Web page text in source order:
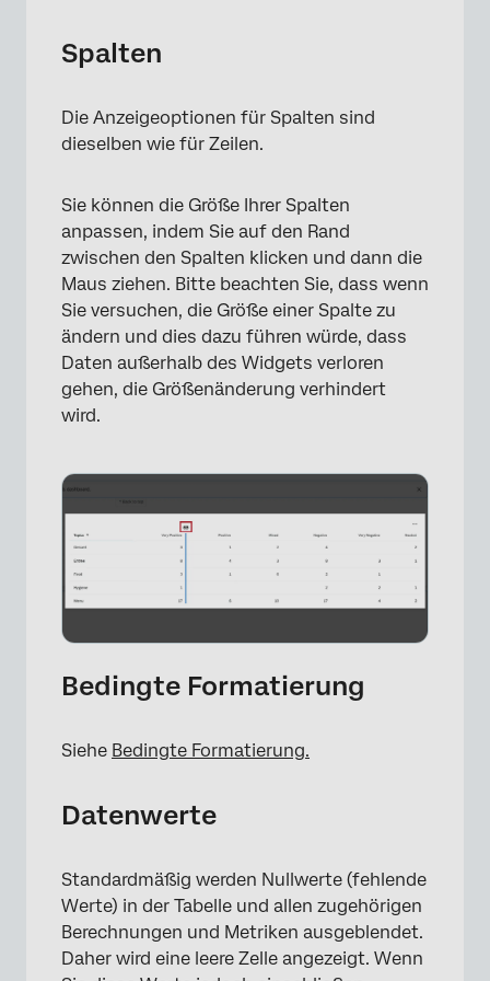
Spalten
Die Anzeigeoptionen für Spalten sind
dieselben wie für Zeilen.
Sie können die Größe Ihrer Spalten
anpassen, indem Sie auf den Rand
zwischen den Spalten klicken und dann die
Maus ziehen. Bitte beachten Sie, dass wenn
Sie versuchen, die Größe einer Spalte zu
ändern und dies dazu führen würde, dass
Daten außerhalb des Widgets verloren
gehen, die Größenänderung verhindert
wird.
Bedingte Formatierung
Siehe Bedingte Formatierung.
Datenwerte
Standardmäßig werden Nullwerte (fehlende
Werte) in der Tabelle und allen zugehörigen
Berechnungen und Metriken ausgeblendet.
Daher wird eine leere Zelle angezeigt. Wenn